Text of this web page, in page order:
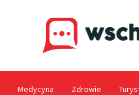
Medycyna Zdrowie